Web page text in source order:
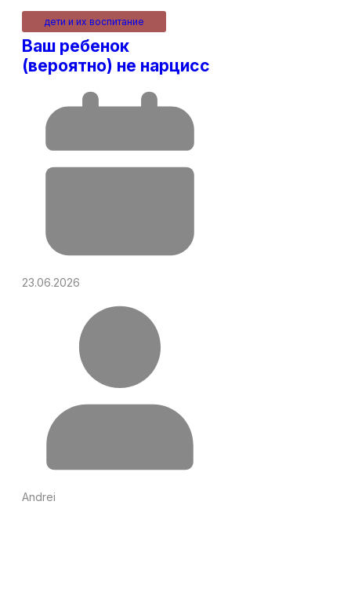
дети и их воспитание
Ваш ребенок
(вероятно) не нарцисс
23.06.2026
Andrei